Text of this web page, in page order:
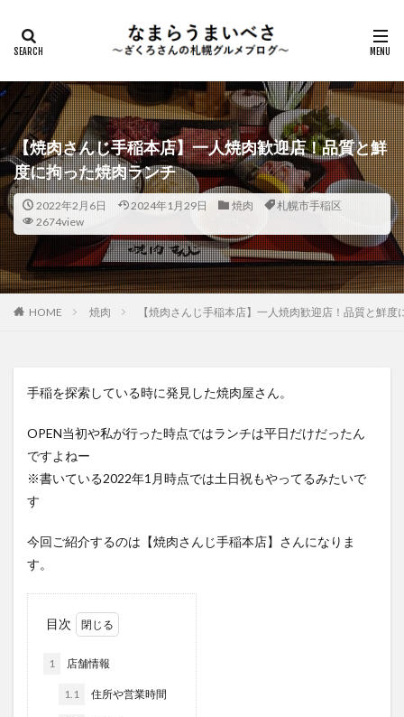
【焼肉さんじ手稲本店】一人焼肉歓迎店！品質と鮮
度に拘った焼肉ランチ
2022年2月6日 2024年1月29日 焼肉
札幌市手稲区
2674view
HOME 焼肉 【焼肉さんじ手稲本店】一人焼肉歓迎店！品質と鮮度
手稲を探索している時に発見した焼肉屋さん。
OPEN当初や私が行った時点ではランチは平日だけだったん
ですよねー
※書いている2022年1月時点では土日祝もやってるみたいで
す
今回ご紹介するのは【焼肉さんじ手稲本店】さんになりま
す。
目次
1 店舗情報
1.1 住所や営業時間